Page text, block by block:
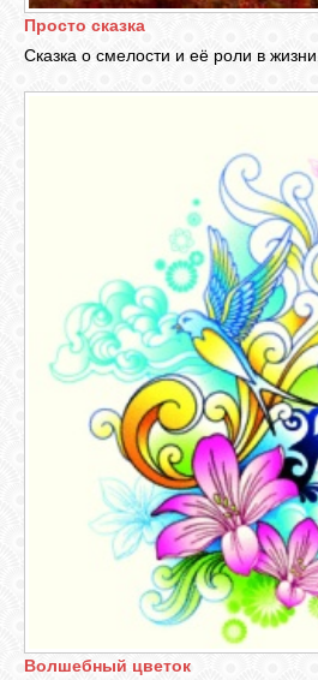
Просто сказка
Сказка о смелости и её роли в жизни.
Волшебный цветок